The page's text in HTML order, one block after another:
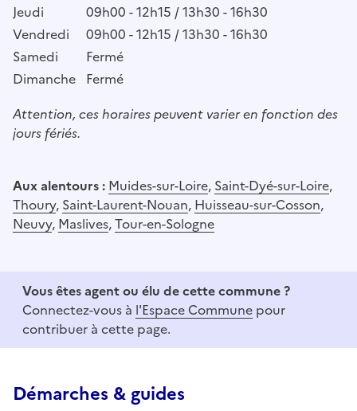
Jeudi
09h00 - 12h15 / 13h30 - 16h30
Vendredi
09h00 - 12h15 / 13h30 - 16h30
Samedi
Fermé
Dimanche Fermé
Attention, ces horaires peuvent varier en fonction des
jours fériés.
Aux alentours : Muides-sur-Loire, Saint-Dyé-sur-Loire,
Thoury, Saint-Laurent-Nouan, Huisseau-sur-Cosson,
Neuvy, Maslives,Tour-en-Sologne
Vous êtes agent ou élu de cette commune ?
Connectez-vous à l'Espace Commune pour
contribuer à cette page.
Démarches & guides